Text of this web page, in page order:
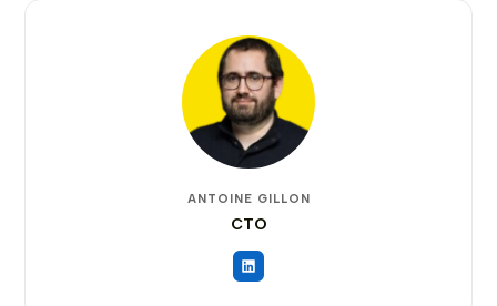
ANTOINE GILLON
CTO